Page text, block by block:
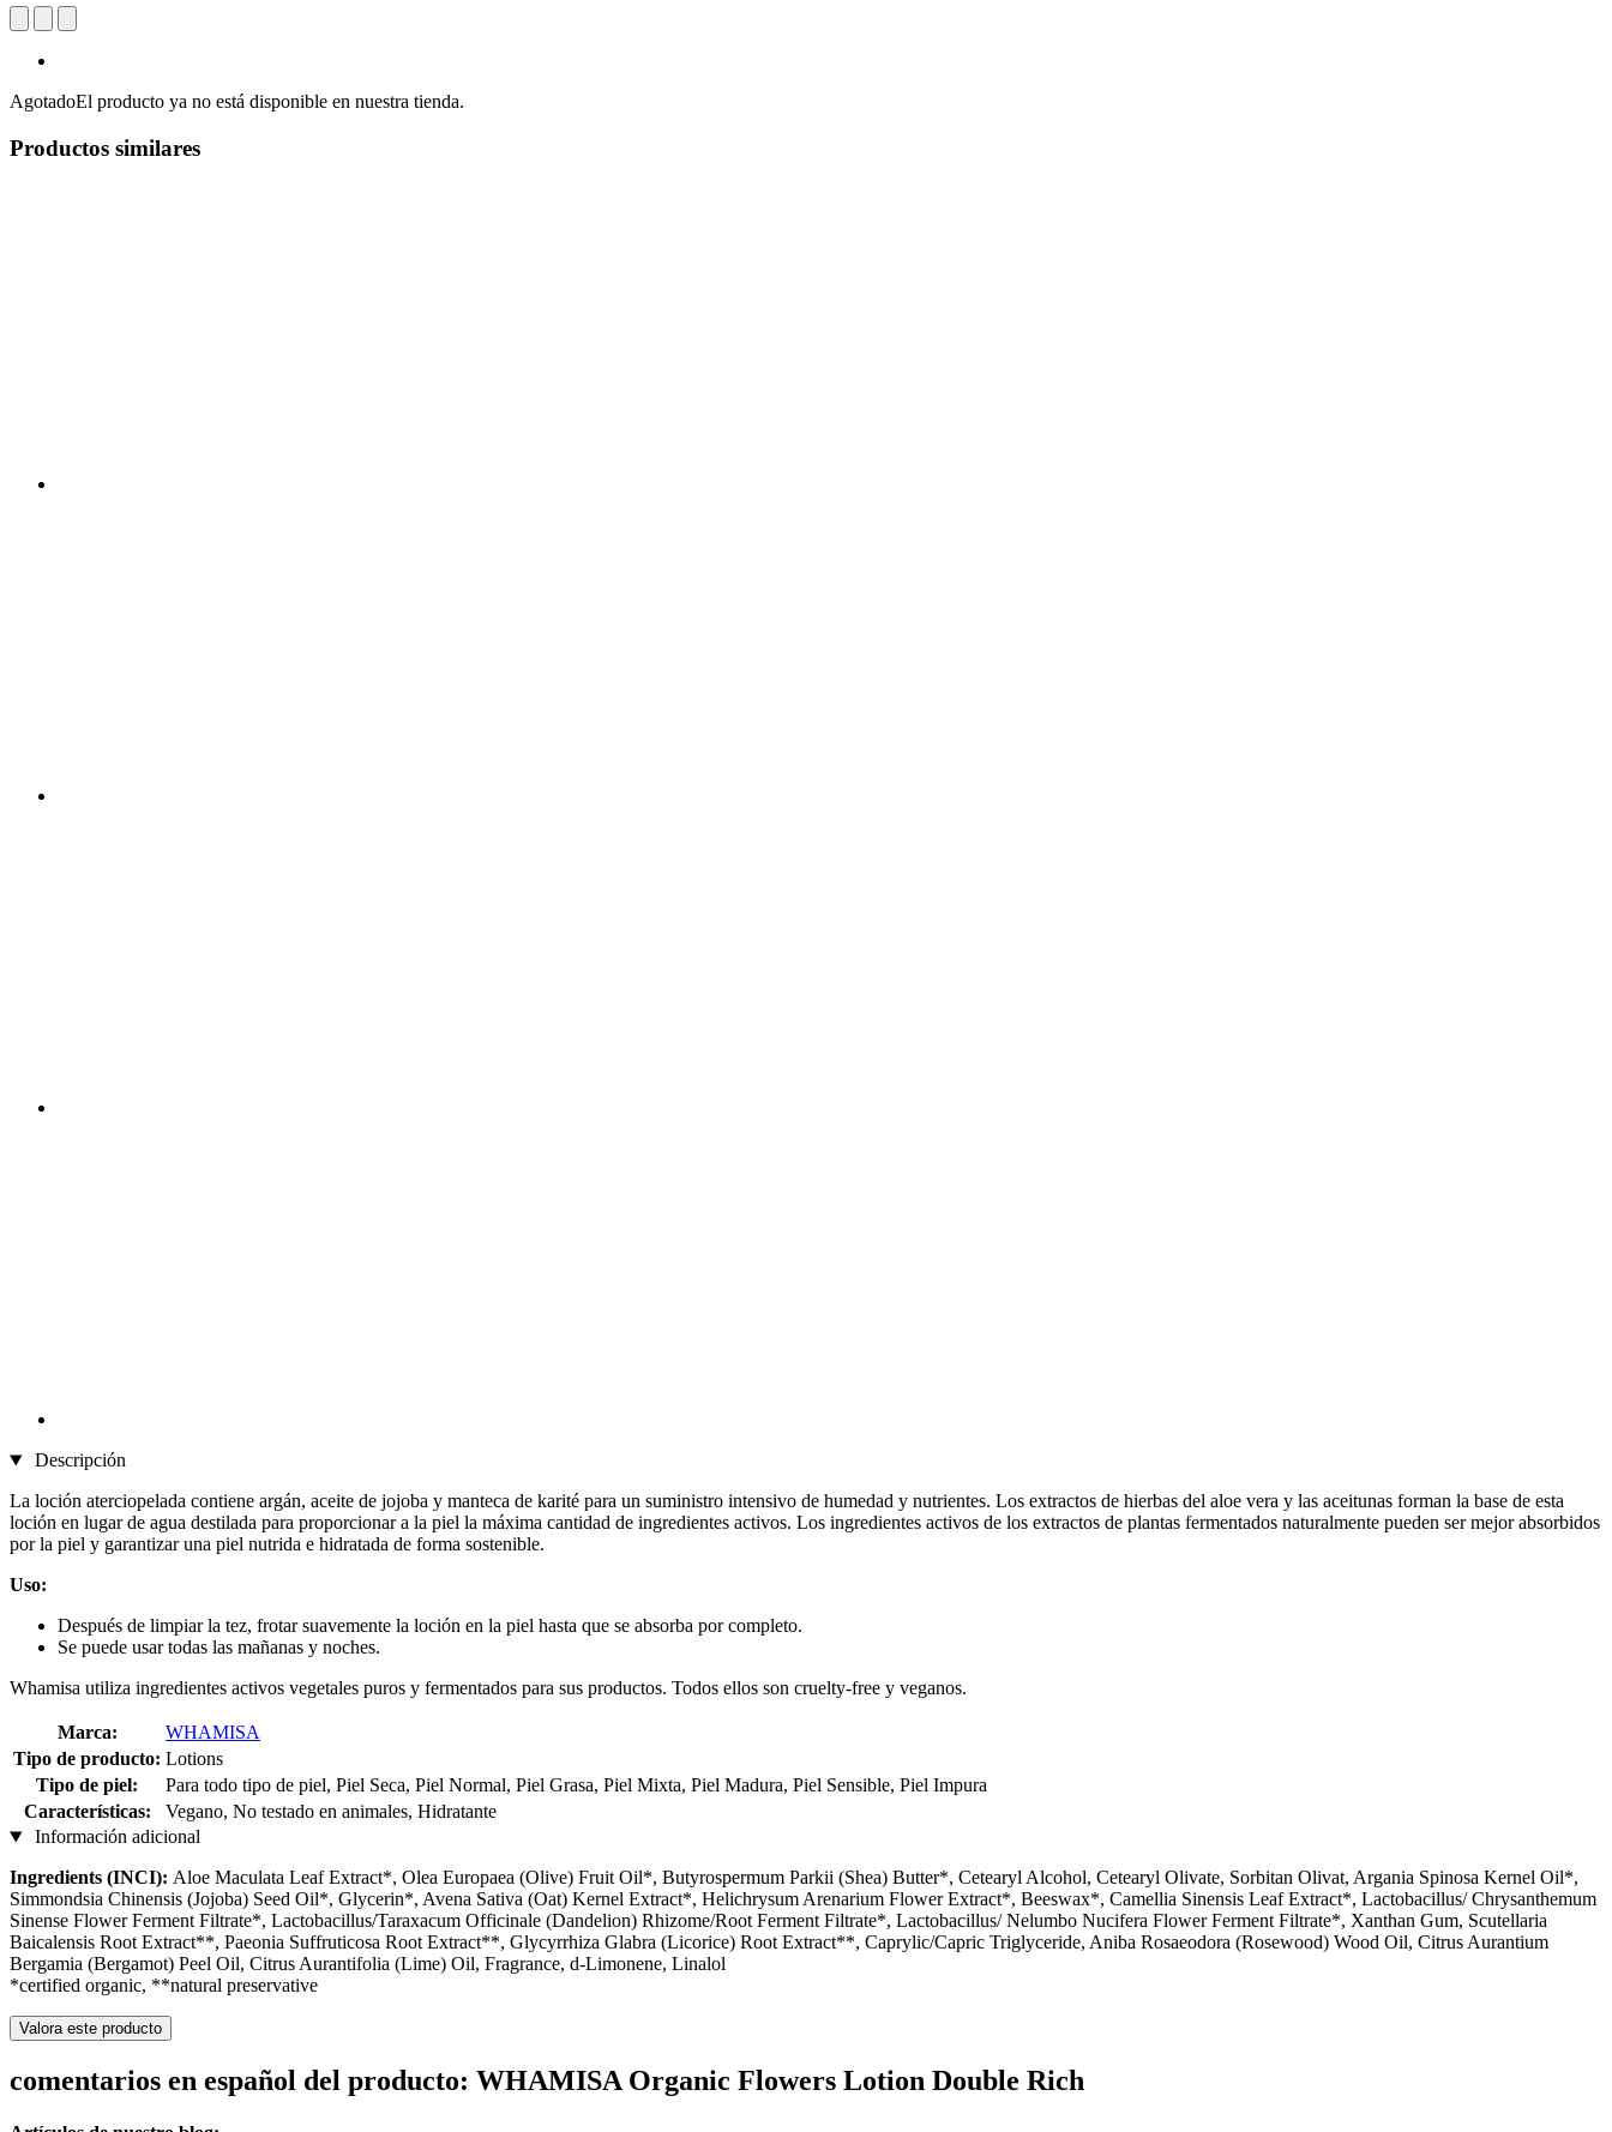
AgotadoEl producto ya no está disponible en nuestra tienda.
Productos similares
Descripción
La loción aterciopelada contiene argán, aceite de jojoba y manteca de karité para un suministro intensivo de humedad y nutrientes. Los extractos de hierbas del aloe vera y las aceitunas forman la base de esta
loción en lugar de agua destilada para proporcionar a la piel la máxima cantidad de ingredientes activos. Los ingredientes activos de los extractos de plantas fermentados naturalmente pueden ser mejor absorbidos
por la piel y garantizar una piel nutrida e hidratada de forma sostenible.
Uso:
Después de limpiar la tez, frotar suavemente la loción en la piel hasta que se absorba por completo.
Se puede usar todas las mañanas y noches.
Whamisa utiliza ingredientes activos vegetales puros y fermentados para sus productos. Todos ellos son cruelty-free y veganos.
Marca:
WHAMISA
Tipo de producto: Lotions
Tipo de piel:
Para todo tipo de piel, Piel Seca, Piel Normal, Piel Grasa, Piel Mixta, Piel Madura, Piel Sensible, Piel Impura
Características:
Vegano, No testado en animales, Hidratante
Información adicional
Ingredients (INCI): Aloe Maculata Leaf Extract*, Olea Europaea (Olive) Fruit Oil*, Butyrospermum Parkii (Shea) Butter*, Cetearyl Alcohol, Cetearyl Olivate, Sorbitan Olivat, Argania Spinosa Kernel Oil*,
Simmondsia Chinensis (Jojoba) Seed Oil*, Glycerin*, Avena Sativa (Oat) Kernel Extract*, Helichrysum Arenarium Flower Extract*, Beeswax*, Camellia Sinensis Leaf Extract*, Lactobacillus/ Chrysanthemum
Sinense Flower Ferment Filtrate*, Lactobacillus/Taraxacum Officinale (Dandelion) Rhizome/Root Ferment Filtrate*, Lactobacillus/ Nelumbo Nucifera Flower Ferment Filtrate*, Xanthan Gum, Scutellaria
Baicalensis Root Extract**, Paeonia Suffruticosa Root Extract**, Glycyrrhiza Glabra (Licorice) Root Extract**, Caprylic/Capric Triglyceride, Aniba Rosaeodora (Rosewood) Wood Oil, Citrus Aurantium
Bergamia (Bergamot) Peel Oil, Citrus Aurantifolia (Lime) Oil, Fragrance, d-Limonene, Linalol
*certified organic, **natural preservative
Valora este producto
comentarios en español del producto: WHAMISA Organic Flowers Lotion Double Rich